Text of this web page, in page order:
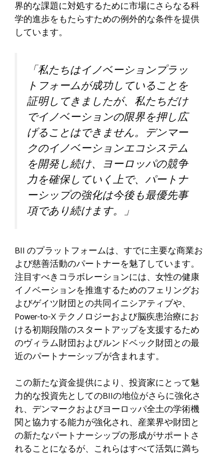
界的な課題に対処するために市場にさらなる科
学的進歩をもたらすための例外的な条件を提供
しています。
「私たちはイノベーションプラッ
トフォームが成功していることを
証明してきましたが、私たちだけ
でイノベーションの限界を押し広
げることはできません。デンマー
クのイノベーションエコシステム
を開発し続け、ヨーロッパの競争
力を確保していく上で、パートナ
ーシップの強化は今後も最優先事
項であり続けます。」
BII のプラットフォームは、すでに主要な商業お
よび慈善活動のパートナーを魅了しています。
注目すべきコラボレーションには、女性の健康
イノベーションを推進するためのフェリングお
よびゲイツ財団との共同イニシアティブや、
Power-to-X テクノロジーおよび脳疾患治療にお
ける初期段階のスタートアップを支援するため
のヴィラム財団およびルンドベック財団との最
近のパートナーシップが含まれます。
この新たな資金提供により、投資家にとって魅
力的な投資先としてのBIIの地位がさらに強化さ
れ、デンマークおよびヨーロッパ全土の学術機
関と協力する能力が強化され、産業界や財団と
の新たなパートナーシップの形成がサポートさ
れることになるが、これらはすべて活気に満ち